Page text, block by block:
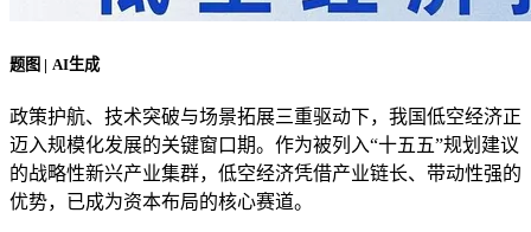
题图 | AI生成
政策护航、技术突破与场景拓展三重驱动下，我国低空经济正
迈入规模化发展的关键窗口期。作为被列入“十五五”规划建议
的战略性新兴产业集群，低空经济凭借产业链长、带动性强的
优势，已成为资本布局的核心赛道。